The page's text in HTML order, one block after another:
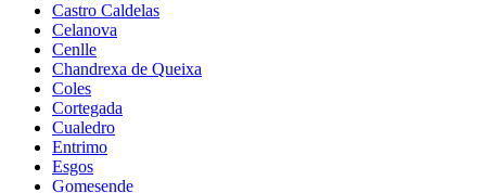
Castro Caldelas
Celanova
Cenlle
Chandrexa de Queixa
Coles
Cortegada
Cualedro
Entrimo
Esgos
Gomesende